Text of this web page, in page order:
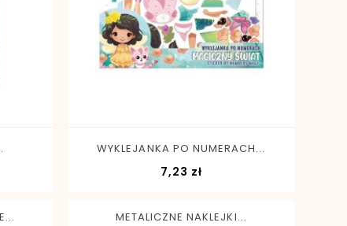
WYKLEJANKA PO NUMERACH...
7,23 złCena
METALICZNE NAKLEJKI...